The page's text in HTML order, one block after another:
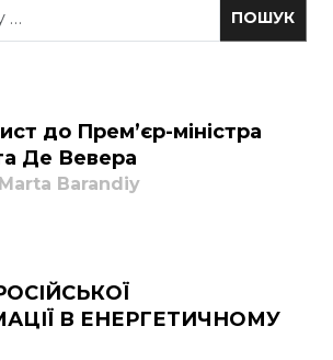
до Прем’єр-міністра
Де Вевера
Marta Barandiy
В ЕНЕРГЕТИЧНОМУ